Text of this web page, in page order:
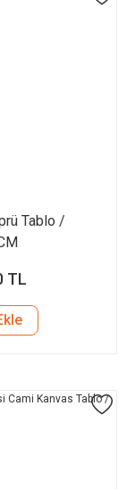
Tablo /
TL